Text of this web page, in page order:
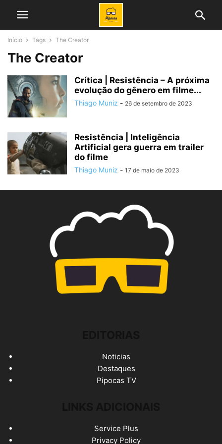
Início Tags The Creator
The Creator
Crítica | Resistência – A próxima
evolução do gênero em filme...
Thiago Muniz - 26 de setembro de 2023
Resistência | Inteligência
Artificial gera guerra em trailer
do filme
Thiago Muniz - 17 de maio de 2023
Noticias
Destaques
Pipocas TV
Service Plus
Privacy Policy